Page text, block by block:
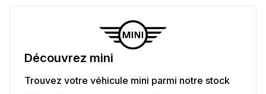
Découvrez mini
Trouvez votre véhicule mini parmi notre stock